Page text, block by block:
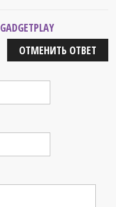
GADGETPLAY
ОТМЕНИТЬ ОТВЕТ